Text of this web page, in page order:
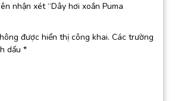
nhận xét “Dây hơi xoắn Puma
được hiển thị công khai. Các trường
dấu *